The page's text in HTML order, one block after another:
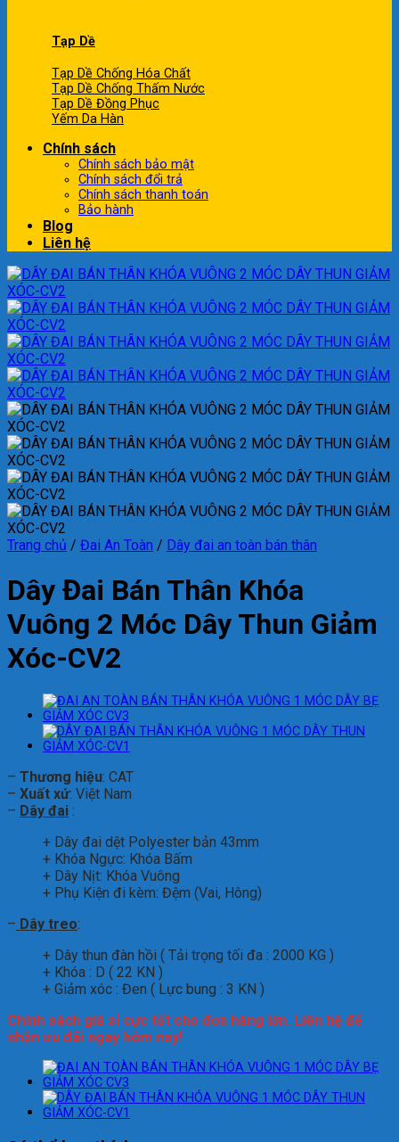
Tạp Dề
Tạp Dề Chống Hóa Chất
Tạp Dề Chống Thấm Nước
Tạp Dề Đồng Phục
Yếm Da Hàn
Chính sách
Chính sách bảo mật
Chính sách đổi trả
Chính sách thanh toán
Bảo hành
Blog
Liên hệ
Trang chủ / Đai An Toàn / Dây đai an toàn bán thân
Dây Đai Bán Thân Khóa
Vuông 2 Móc Dây Thun Giảm
Xóc-CV2
– Thương hiệu: CAT
– Xuất xứ: Việt Nam
– Dây đai :
+ Dây đai dệt Polyester bản 43mm
+ Khóa Ngực: Khóa Bấm
+ Dây Nịt: Khóa Vuông
+ Phụ Kiện đi kèm: Đệm (Vai, Hông)
– Dây treo:
+ Dây thun đàn hồi ( Tải trọng tối đa : 2000 KG )
+ Khóa : D ( 22 KN )
+ Giảm xóc : Đen ( Lực bung : 3 KN )
Chính sách giá sỉ cực tốt cho đơn hàng lớn. Liên hệ để
nhận ưu đãi ngay hôm nay!